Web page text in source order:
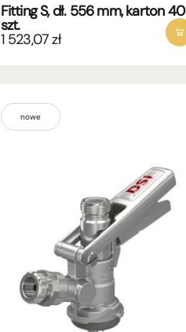
Fitting S, dł. 556 mm, karton 40
szt.
1 523,07zł
nowe